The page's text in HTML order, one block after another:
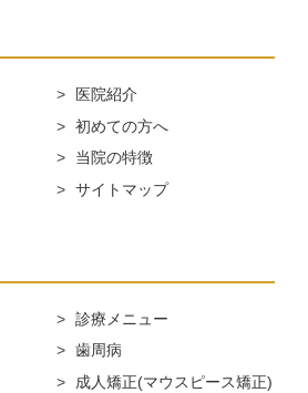
医院紹介
初めての方へ
当院の特徴
サイトマップ
診療メニュー
歯周病
成人矯正(マウスピース矯正)